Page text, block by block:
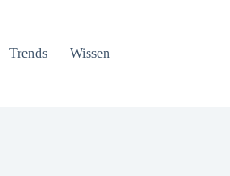
Trends Wissen